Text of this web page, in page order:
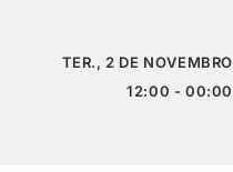
TER., 2 DE NOVEMBRO
12:00 - 00:00